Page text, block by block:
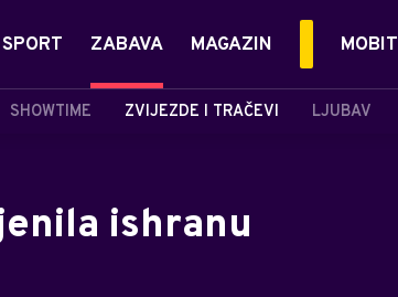
SPORT ZABAVA
SHOWTIME ZVIJEZDE I TRAČEVI LJUBAV
MAGAZIN MOBIT
ishranu